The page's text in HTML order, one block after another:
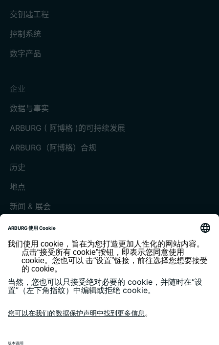
交钥匙工程
控制系统
数字产品
企业
数据与事实
ARBURG ( 阿博格 )的可持续发展
ARBURG（阿博格）合规
历史
地点
新闻 & 展会
展会和活动
媒体中心
客户杂志《today》
隐私政策